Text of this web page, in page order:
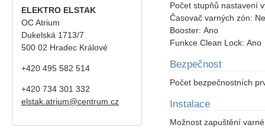
Počet stupňů nastavení
Časovač varných zón:
Booster: Ano
Funkce Clean Lock: Ano
Bezpečnost
Počet bezpečnostních
Instalace
Možnost zapuštění
ELEKTRO ELSTAK
OC Atrium
Dukelská 1713/7
500 02 Hradec Králové
+420 495 582 514
+420 734 301 332
elstak.atrium@centrum.cz